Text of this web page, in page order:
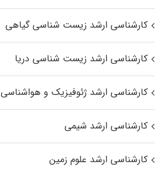
کارشناسی ارشد زیست‌ شناسی گیاهی
کارشناسی ارشد زیست‌ شناسی دریا
کارشناسی ارشد ژئوفیزیک و هواشناسی
کارشناسی ارشد شیمی
کارشناسی ارشد علوم زمین